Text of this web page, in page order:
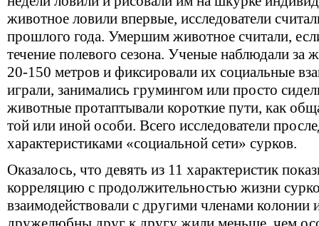
животное ловили впервые, исследователи
прошлого года. Умершим животное считали,
течение полевого сезона. Ученые наблюдали за
20-150 метров и фиксировали их социальные
играли, занимались грумингом или просто
животные протаптывали короткие пути, как
той или иной особи. Всего исследователи
характеристиками «социальной сети» сурков.
Оказалось, что девять из 11 характеристик
корреляцию с продолжительностью жизни
взаимодействовали с другими членами колонии